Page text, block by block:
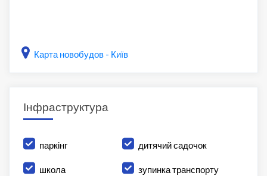
Карта новобудов - Київ
Інфраструктура
паркінг дитячий садочок
школа зупинка транспорту